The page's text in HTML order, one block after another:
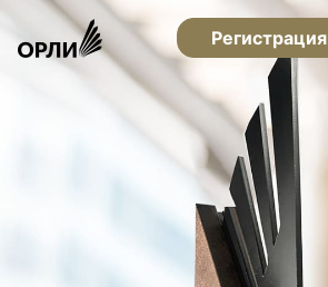
Регистрация